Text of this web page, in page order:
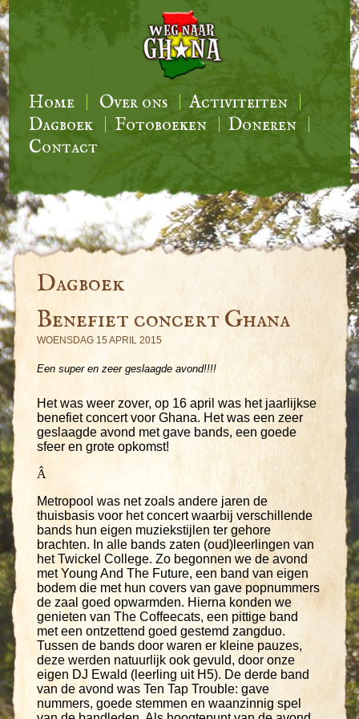
Home Over ons
Activiteiten
Dagboek
Fotoboeken
Doneren
Contact
Dagboek
Benefiet concert Ghana
WOENSDAG 15 APRIL 2015
Een super en zeer geslaagde avond!!!!
Het was weer zover, op 16 april was het jaarlijkse
benefiet concert voor Ghana. Het was een zeer
geslaagde avond met gave bands, een goede
sfeer en grote opkomst!
Â
Metropool was net zoals andere jaren de
thuisbasis voor het concert waarbij verschillende
bands hun eigen muziekstijlen ter gehore
brachten. In alle bands zaten (oud)leerlingen van
het Twickel College. Zo begonnen we de avond
met Young And The Future, een band van eigen
bodem die met hun covers van gave popnummers
de zaal goed opwarmden. Hierna konden we
genieten van The Coffeecats, een pittige band
met een ontzettend goed gestemd zangduo.
Tussen de bands door waren er kleine pauzes,
deze werden natuurlijk ook gevuld, door onze
eigen DJ Ewald (leerling uit H5). De derde band
van de avond was Ten Tap Trouble: gave
nummers, goede stemmen en waanzinnig spel